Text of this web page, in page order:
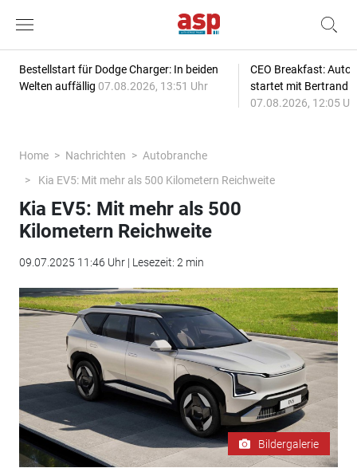
Bestellstart für Dodge Charger: In beiden
Welten auffällig 07.08.2026, 13:51 Uhr
CEO Breakfast:
startet mit Bertrand
07.08.2026, 12:05
Home Nachrichten
Autobranche
Kia EV5: Mit mehr als 500 Kilometern Reichweite
Kia EV5: Mit mehr als 500
Kilometern Reichweite
09.07.2025 11:46 Uhr | Lesezeit: 2 min
Bildergalerie